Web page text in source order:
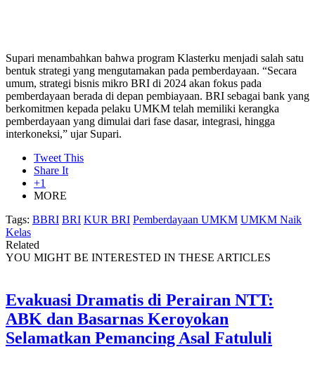
Supari menambahkan bahwa program Klasterku menjadi salah satu
bentuk strategi yang mengutamakan pada pemberdayaan. “Secara
umum, strategi bisnis mikro BRI di 2024 akan fokus pada
pemberdayaan berada di depan pembiayaan. BRI sebagai bank yang
berkomitmen kepada pelaku UMKM telah memiliki kerangka
pemberdayaan yang dimulai dari fase dasar, integrasi, hingga
interkoneksi,” ujar Supari.
Tweet This
Share It
+1
MORE
Tags: BBRI BRI KUR BRI Pemberdayaan UMKM UMKM Naik
Kelas
Related
YOU MIGHT BE INTERESTED IN THESE ARTICLES
Evakuasi Dramatis di Perairan NTT:
ABK dan Basarnas Keroyokan
Selamatkan Pemancing Asal Fatululi